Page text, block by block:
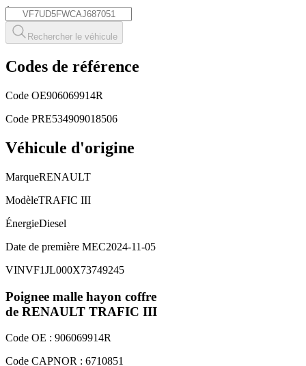
*
Rechercher le véhicule
Codes de référence
Code OE906069914R
Code PRE534909018506
Véhicule d'origine
MarqueRENAULT
ModèleTRAFIC III
ÉnergieDiesel
Date de première MEC2024-11-05
VINVF1JL000X73749245
Poignee malle hayon coffre
de RENAULT TRAFIC III
Code OE : 906069914R
Code CAPNOR : 6710851